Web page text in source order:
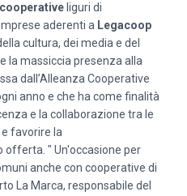
cooperative liguri di
aderenti a Legacoop
cultura, dei media e del
la massiccia presenza alla
dall’Alleanza Cooperative
anno e che ha come finalità
e la collaborazione tra le
favorire la
" Un'occasione per
anche con cooperative di
La Marca, responsabile del